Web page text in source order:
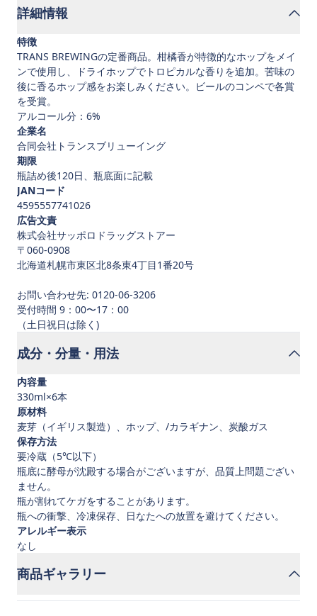
詳細情報
特徴
TRANS BREWINGの定番商品。柑橘香が特徴的なホップをメイ
ンで使用し、ドライホップでトロピカルな香りを追加。苦味の
後に香るホップ感をお楽しみください。ビールのコンペで各賞
を受賞。
アルコール分：6%
企業名
合同会社トランスブリューイング
期限
瓶詰め後120日、瓶底面に記載
JANコード
4595557741026
広告文責
株式会社サッポロドラッグストアー
〒060-0908
北海道札幌市東区北8条東4丁目1番20号
お問い合わせ先: 0120-06-3206
受付時間 9：00〜17：00
成分・分量・用法
内容量
330ml×6本
原材料
麦芽（イギリス製造）、ホップ、/カラギナン、炭酸ガス
保存方法
要冷蔵（5℃以下）
瓶底に酵母が沈殿する場合がございますが、品質上問題ござい
ません。
瓶が割れてケガをすることがあります。
瓶への衝撃、冷凍保存、日なたへの放置を避けてください。
アレルギー表示
なし
商品ギャラリー